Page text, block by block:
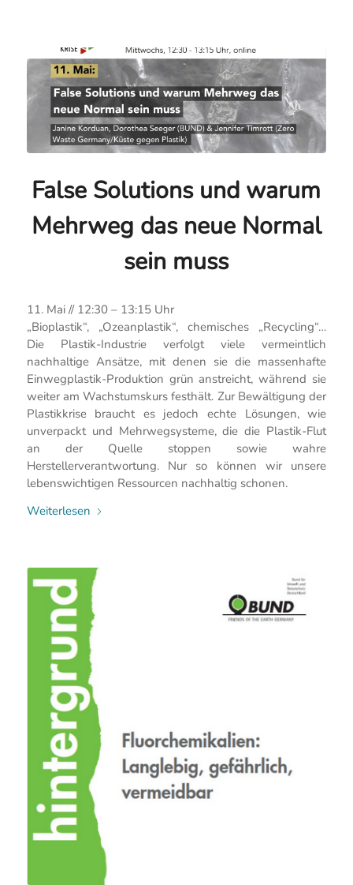
False Solutions und warum
Mehrweg das neue Normal
sein muss
11. Mai // 12:30 – 13:15 Uhr
„Bioplastik“, „Ozeanplastik“, chemisches „Recycling“…
Die Plastik-Industrie verfolgt viele vermeintlich
nachhaltige Ansätze, mit denen sie die massenhafte
Einwegplastik-Produktion grün anstreicht, während sie
weiter am Wachstumskurs festhält. Zur Bewältigung der
Plastikkrise braucht es jedoch echte Lösungen, wie
unverpackt und Mehrwegsysteme, die die Plastik-Flut
an der Quelle stoppen sowie wahre
Herstellerverantwortung. Nur so können wir unsere
lebenswichtigen Ressourcen nachhaltig schonen.
Weiterlesen